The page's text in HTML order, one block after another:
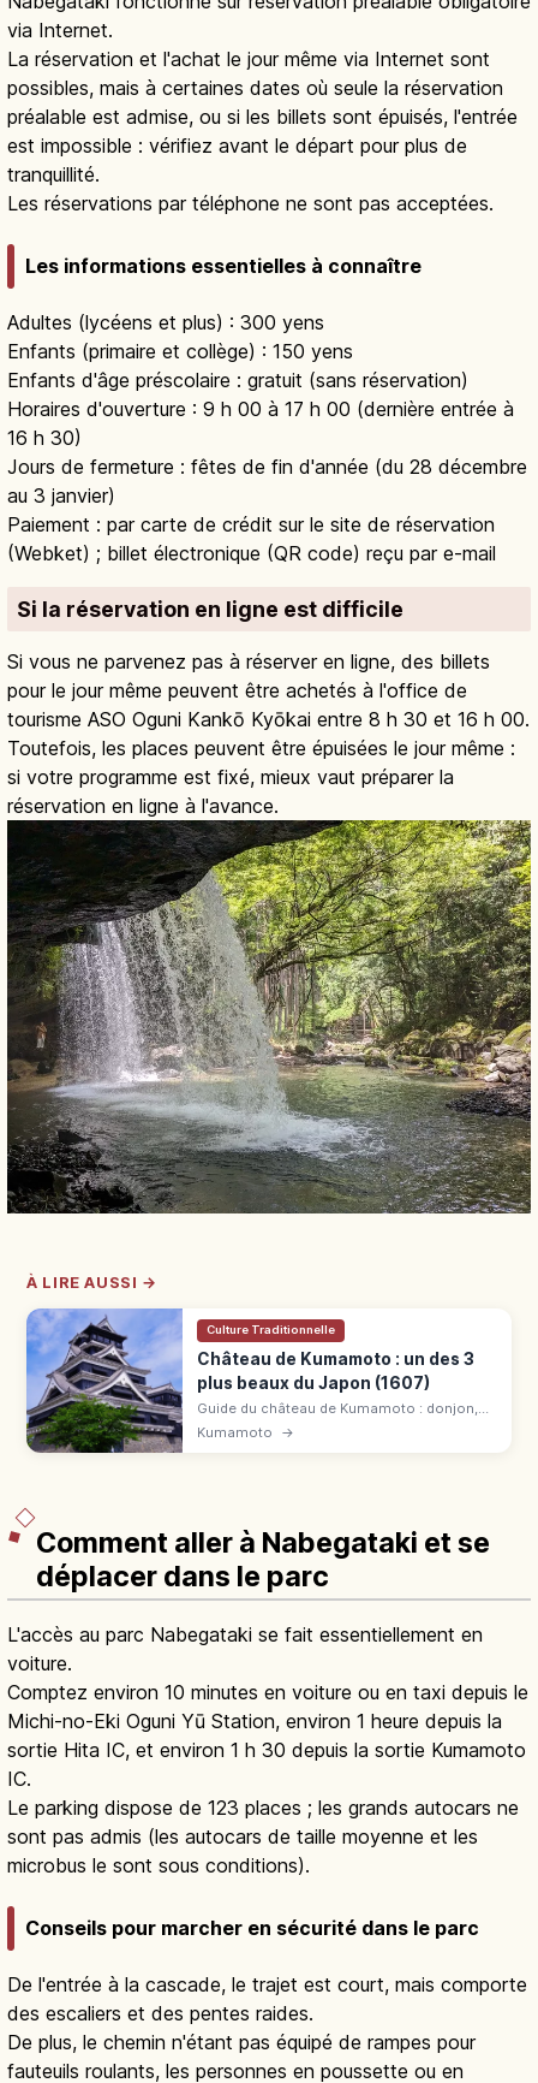
via Internet.
La réservation et l'achat le jour même via Internet sont
possibles, mais à certaines dates où seule la réservation
préalable est admise, ou si les billets sont épuisés, l'entrée
est impossible : vérifiez avant le départ pour plus de
tranquillité.
Les réservations par téléphone ne sont pas acceptées.
Les informations essentielles à connaître
Adultes (lycéens et plus) : 300 yens
Enfants (primaire et collège) : 150 yens
Enfants d'âge préscolaire : gratuit (sans réservation)
Horaires d'ouverture : 9 h 00 à 17 h 00 (dernière entrée à
16 h 30)
Jours de fermeture : fêtes de fin d'année (du 28 décembre
au 3 janvier)
Paiement : par carte de crédit sur le site de réservation
(Webket) ; billet électronique (QR code) reçu par e-mail
Si la réservation en ligne est difficile
Si vous ne parvenez pas à réserver en ligne, des billets
pour le jour même peuvent être achetés à l'office de
tourisme ASO Oguni Kankō Kyōkai entre 8 h 30 et 16 h 00.
Toutefois, les places peuvent être épuisées le jour même :
si votre programme est fixé, mieux vaut préparer la
réservation en ligne à l'avance.
À LIRE AUSSI →
Culture Traditionnelle
Château de Kumamoto : un des 3
plus beaux du Japon (1607)
Guide du château de Kumamoto : donjon,
murs Musha-gaeshi, histoire de Kiyomasa
Kumamoto →
Comment aller à Nabegataki et se
déplacer dans le parc
L'accès au parc Nabegataki se fait essentiellement en
voiture.
Comptez environ 10 minutes en voiture ou en taxi depuis le
Michi-no-Eki Oguni Yū Station, environ 1 heure depuis la
sortie Hita IC, et environ 1 h 30 depuis la sortie Kumamoto
IC.
Le parking dispose de 123 places ; les grands autocars ne
sont pas admis (les autocars de taille moyenne et les
microbus le sont sous conditions).
Conseils pour marcher en sécurité dans le parc
De l'entrée à la cascade, le trajet est court, mais comporte
des escaliers et des pentes raides.
De plus, le chemin n'étant pas équipé de rampes pour
fauteuils roulants, les personnes en poussette ou en